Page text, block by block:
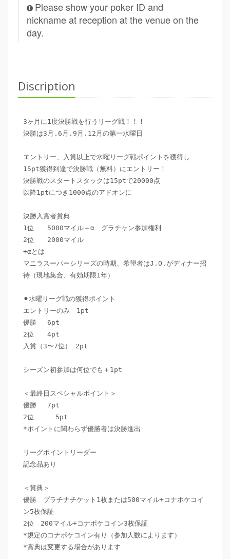
Please show your poker ID and
nickname at reception at the venue on the
day.
Discription
3ヶ月に1度決勝戦を行うリーグ戦！！！
決勝は3月.6月.9月.12月の第一水曜日
エントリー、入賞以上で水曜リーグ戦ポイントを獲得し
15pt獲得到達で決勝戦（無料）にエントリー！
決勝戦のスタートスタックは15ptで20000点
以降1ptにつき1000点のアドオンに
決勝入賞者賞典
1位　　5000マイル＋α　グラチャン参加権利
2位　　2000マイル
+αとは
マニラスーパーシリーズの時期、希望者はJ.O.がディナー招
待（現地集合、有効期限1年）
⚫︎水曜リーグ戦の獲得ポイント
エントリーのみ　1pt
優勝　 6pt
2位　　4pt
入賞（3〜7位） 2pt
シーズン初参加は何位でも＋1pt
＜最終日スペシャルポイント＞
優勝　 7pt
2位　　  5pt
*ポイントに関わらず優勝者は決勝進出
リーグポイントリーダー
記念品あり
＜賞典＞
優勝　プラチナチケット1枚または500マイル+コナポケコイ
ン5枚保証
2位　200マイル+コナポケコイン3枚保証
*規定のコナポケコイン有り（参加人数によります）
*賞典は変更する場合があります